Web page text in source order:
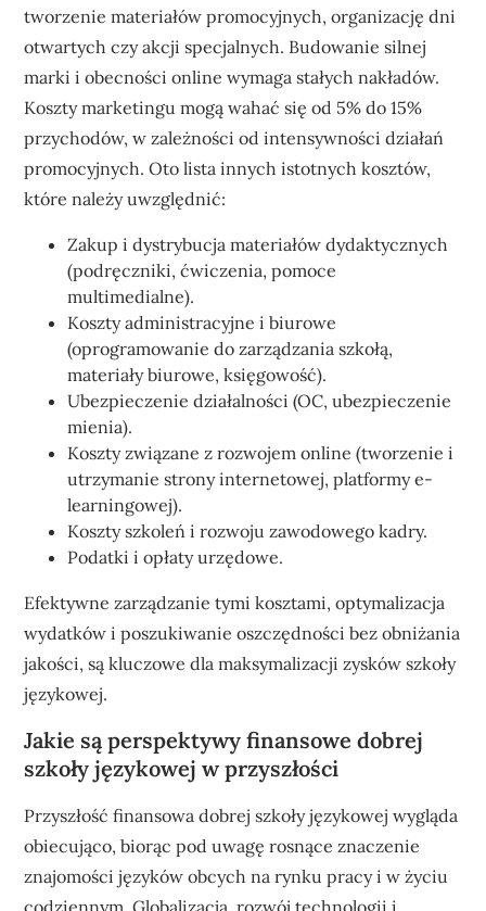
tworzenie materiałów promocyjnych, organizację dni
otwartych czy akcji specjalnych. Budowanie silnej
marki i obecności online wymaga stałych nakładów.
Koszty marketingu mogą wahać się od 5% do 15%
przychodów, w zależności od intensywności działań
promocyjnych. Oto lista innych istotnych kosztów,
które należy uwzględnić:
Zakup i dystrybucja materiałów dydaktycznych
(podręczniki, ćwiczenia, pomoce
multimedialne).
Koszty administracyjne i biurowe
(oprogramowanie do zarządzania szkołą,
materiały biurowe, księgowość).
Ubezpieczenie działalności (OC, ubezpieczenie
mienia).
Koszty związane z rozwojem online (tworzenie i
utrzymanie strony internetowej, platformy e-
learningowej).
Koszty szkoleń i rozwoju zawodowego kadry.
Podatki i opłaty urzędowe.
Efektywne zarządzanie tymi kosztami, optymalizacja
wydatków i poszukiwanie oszczędności bez obniżania
jakości, są kluczowe dla maksymalizacji zysków szkoły
językowej.
Jakie są perspektywy finansowe dobrej
szkoły językowej w przyszłości
Przyszłość finansowa dobrej szkoły językowej wygląda
obiecująco, biorąc pod uwagę rosnące znaczenie
znajomości języków obcych na rynku pracy i w życiu
codziennym. Globalizacja, rozwój technologii i